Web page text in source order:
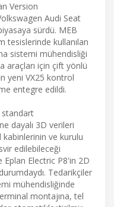
Version
Audi Seat
sürdü. MEB
kullanılan
sistemi mühendisliği
araçları için çift yönlü
yeni VX25 kontrol
entegre edildi.
standart
dayalı 3D verileri
ve kurulu
edilebileceği
Eplan Electric P8'in 2D
Tedarikçiler
mühendisliğinde
montajına, tel